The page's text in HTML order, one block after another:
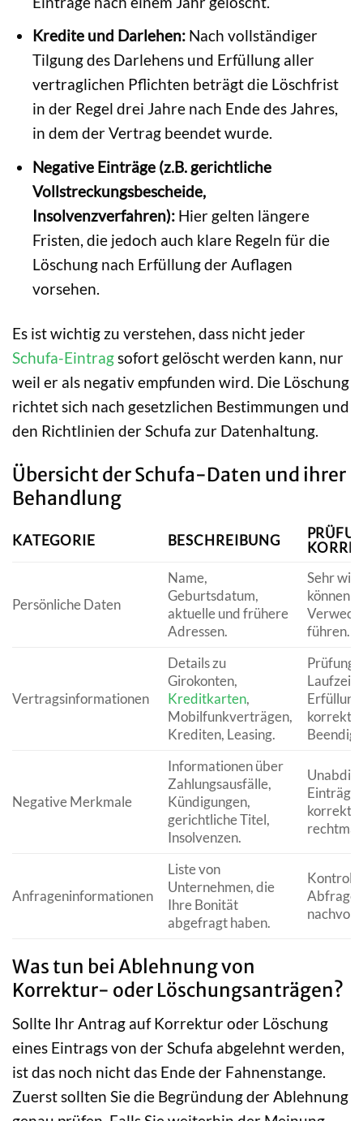
Kredite und Darlehen:Nach vollständiger
Tilgung des Darlehens und Erfüllung aller
vertraglichen Pflichten beträgt die Löschfrist
in der Regel drei Jahre nach Ende des Jahres,
in dem der Vertrag beendet wurde.
Negative Einträge (z.B. gerichtliche
Vollstreckungsbescheide,
Insolvenzverfahren):Hier gelten längere
Fristen, die jedoch auch klare Regeln für die
Löschung nach Erfüllung der Auflagen
vorsehen.
Es ist wichtig zu verstehen, dass nicht jeder
Schufa-Eintrag sofort gelöscht werden kann, nur
weil er als negativ empfunden wird. Die Löschung
richtet sich nach gesetzlichen Bestimmungen und
den Richtlinien der Schufa zur Datenhaltung.
Übersicht der Schufa-Daten und ihrer
Behandlung
KATEGORIE BESCHREIBUNG
Persönliche Daten
Name,
Geburtsdatum,
aktuelle und frühere
Adressen.
Sehr
können
führen.
Vertragsinformationen
Details zu
Girokonten,
Kreditkarten,
Mobilfunkverträgen,
Krediten, Leasing.
Prüfung
korrekte
Negative Merkmale
Informationen über
Zahlungsausfälle,
Kündigungen,
gerichtliche Titel,
Insolvenzen.
Einträge
korrekt
Anfrageninformationen
Liste von
Unternehmen, die
Ihre Bonität
abgefragt haben.
Was tun bei Ablehnung von
Korrektur- oder Löschungsanträgen?
Sollte Ihr Antrag auf Korrektur oder Löschung
eines Eintrags von der Schufa abgelehnt werden,
ist das noch nicht das Ende der Fahnenstange.
Zuerst sollten Sie die Begründung der Ablehnung